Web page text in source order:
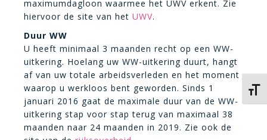
maximumdagloon waarmee het UWV erkent. Zie
hiervoor de site van het UWV.
Duur WW
U heeft minimaal 3 maanden recht op een WW-
uitkering. Hoelang uw WW-uitkering duurt, hangt
af van uw totale arbeidsverleden en het moment
waarop u werkloos bent geworden. Sinds 1
januari 2016 gaat de maximale duur van de WW-
uitkering stap voor stap terug van maximaal 38
maanden naar 24 maanden in 2019. Zie ook de